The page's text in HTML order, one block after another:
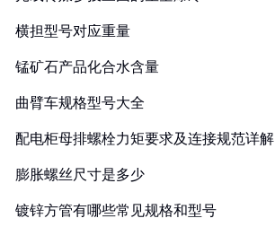
横担型号对应重量
锰矿石产品化合水含量
曲臂车规格型号大全
配电柜母排螺栓力矩要求及连接规范详解
膨胀螺丝尺寸是多少
镀锌方管有哪些常见规格和型号